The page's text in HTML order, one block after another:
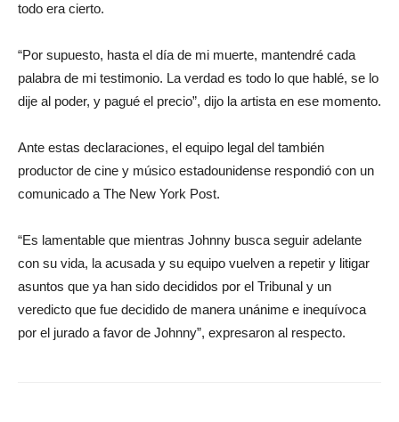
todo era cierto.
“Por supuesto, hasta el día de mi muerte, mantendré cada
palabra de mi testimonio. La verdad es todo lo que hablé, se lo
dije al poder, y pagué el precio”, dijo la artista en ese momento.
Ante estas declaraciones, el equipo legal del también
productor de cine y músico estadounidense respondió con un
comunicado a The New York Post.
“Es lamentable que mientras Johnny busca seguir adelante
con su vida, la acusada y su equipo vuelven a repetir y litigar
asuntos que ya han sido decididos por el Tribunal y un
veredicto que fue decidido de manera unánime e inequívoca
por el jurado a favor de Johnny”, expresaron al respecto.